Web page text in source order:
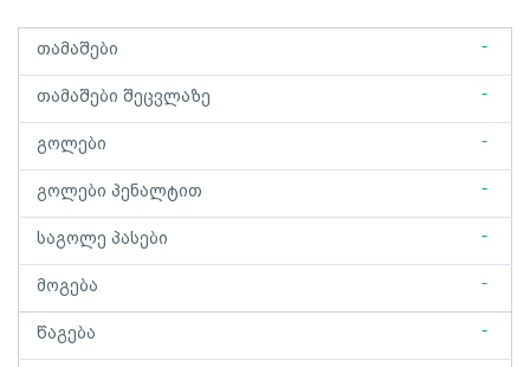
თამაშები -
თამაშები შეცვლაზე -
გოლები -
გოლები პენალტით -
საგოლე პასები -
მოგება -
წაგება -